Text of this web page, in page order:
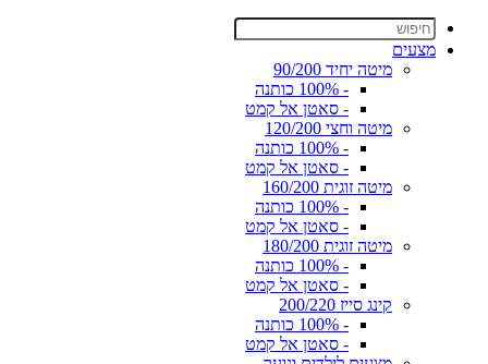
מצעים
מיטה יחיד 90/200
- 100% כותנה
- סאטן אל קמט
מיטה וחצי 120/200
- 100% כותנה
- סאטן אל קמט
מיטה זוגית 160/200
- 100% כותנה
- סאטן אל קמט
מיטה זוגית 180/200
- 100% כותנה
- סאטן אל קמט
קינג סייז 200/220
- 100% כותנה
- סאטן אל קמט